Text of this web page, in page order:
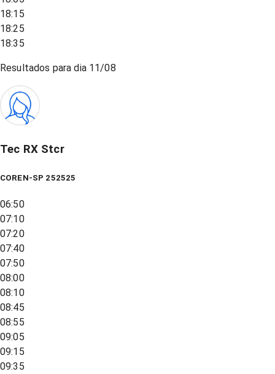
18:15
18:25
18:35
Resultados para dia 11/08
Tec RX Stcr
COREN-SP 252525
06:50
07:10
07:20
07:40
07:50
08:00
08:10
08:45
08:55
09:05
09:15
09:35